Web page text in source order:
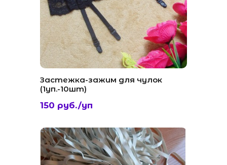
Застежка-зажим для чулок
(1уп.-10шт)
150 руб./уп